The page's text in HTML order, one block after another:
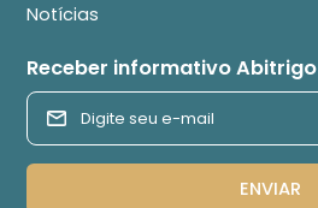
Notícias
Receber informativo Abitrigo